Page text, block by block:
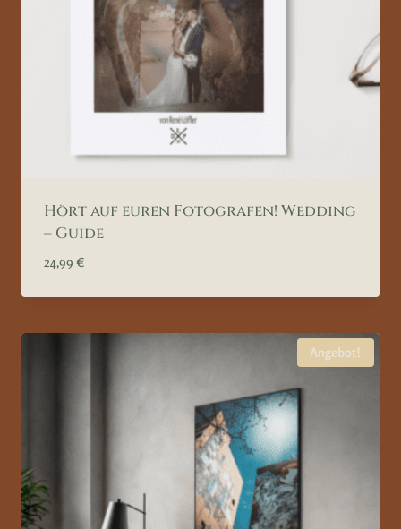
Hört auf euren Fotografen! Wedding
– Guide
24,99 €
Angebot!